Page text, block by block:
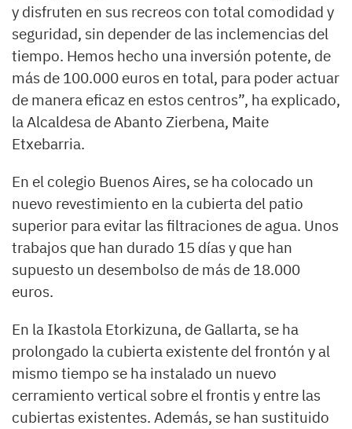
y disfruten en sus recreos con total comodidad y
seguridad, sin depender de las inclemencias del
tiempo. Hemos hecho una inversión potente, de
más de 100.000 euros en total, para poder actuar
de manera eficaz en estos centros”, ha explicado,
la Alcaldesa de Abanto Zierbena, Maite
Etxebarria.
En el colegio Buenos Aires, se ha colocado un
nuevo revestimiento en la cubierta del patio
superior para evitar las filtraciones de agua. Unos
trabajos que han durado 15 días y que han
supuesto un desembolso de más de 18.000
euros.
En la Ikastola Etorkizuna, de Gallarta, se ha
prolongado la cubierta existente del frontón y al
mismo tiempo se ha instalado un nuevo
cerramiento vertical sobre el frontis y entre las
cubiertas existentes. Además, se han sustituido